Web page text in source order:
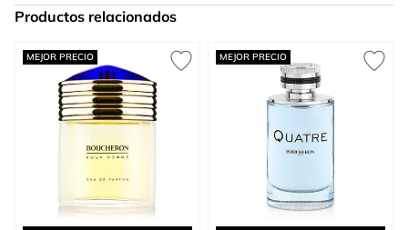
Productos relacionados
Press to skip carousel
MEJOR PRECIO MEJOR PRECIO